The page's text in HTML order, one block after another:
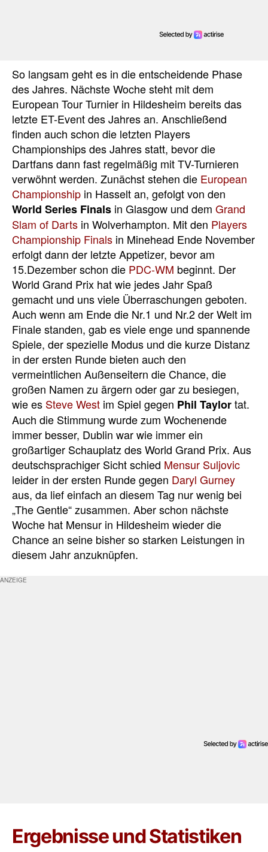
So langsam geht es in die entscheidende Phase
des Jahres. Nächste Woche steht mit dem
European Tour Turnier in Hildesheim bereits das
letzte ET-Event des Jahres an. Anschließend
finden auch schon die letzten Players
Championships des Jahres statt, bevor die
Dartfans dann fast regelmäßig mit TV-Turnieren
verwöhnt werden. Zunächst stehen die European
Championship in Hasselt an, gefolgt von den
World Series Finals in Glasgow und dem Grand
Slam of Darts in Wolverhampton. Mit den Players
Championship Finals in Minehead Ende November
erfolgt dann der letzte Appetizer, bevor am
15.Dezember schon die PDC-WM beginnt. Der
World Grand Prix hat wie jedes Jahr Spaß
gemacht und uns viele Überraschungen geboten.
Auch wenn am Ende die Nr.1 und Nr.2 der Welt im
Finale standen, gab es viele enge und spannende
Spiele, der spezielle Modus und die kurze Distanz
in der ersten Runde bieten auch den
vermeintlichen Außenseitern die Chance, die
großen Namen zu ärgern oder gar zu besiegen,
wie es Steve West im Spiel gegen Phil Taylortat.
Auch die Stimmung wurde zum Wochenende
immer besser, Dublin war wie immer ein
großartiger Schauplatz des World Grand Prix. Aus
deutschsprachiger Sicht schied Mensur Suljovic
leider in der ersten Runde gegen Daryl Gurney
aus, da lief einfach an diesem Tag nur wenig bei
„The Gentle“ zusammen. Aber schon nächste
Woche hat Mensur in Hildesheim wieder die
Chance an seine bisher so starken Leistungen in
diesem Jahr anzuknüpfen.
Ergebnisse und Statistiken